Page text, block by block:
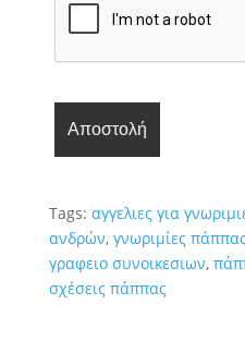
Tags: αγγελιες για
ανδρών, γνωριμίες
γραφειο συνοικεσιων,
σχέσεις πάππας